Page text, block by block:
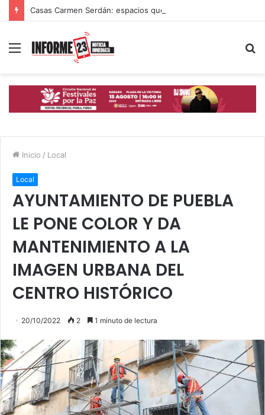
Menú
Inicio / Local
Local
AYUNTAMIENTO DE PUEBLA
LE PONE COLOR Y DA
MANTENIMIENTO A LA
IMAGEN URBANA DEL
CENTRO HISTÓRICO
20/10/2022 2 1 minuto de lectura